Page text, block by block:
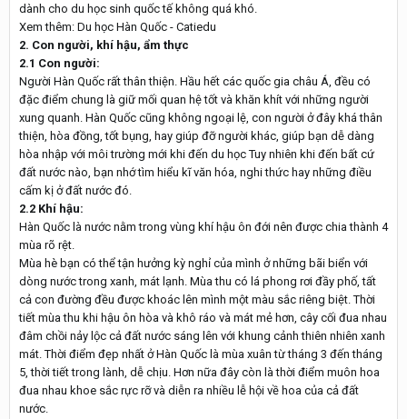
dành cho du học sinh quốc tế không quá khó.
Xem thêm: Du học Hàn Quốc - Catiedu
2. Con người, khí hậu, ẩm thực
2.1 Con người:
Người Hàn Quốc rất thân thiện. Hầu hết các quốc gia châu Á, đều có
đặc điểm chung là giữ mối quan hệ tốt và khăn khít với những người
xung quanh. Hàn Quốc cũng không ngoại lệ, con người ở đây khá thân
thiện, hòa đồng, tốt bụng, hay giúp đỡ người khác, giúp bạn dễ dàng
hòa nhập với môi trường mới khi đến du học Tuy nhiên khi đến bất cứ
đất nước nào, bạn nhớ tìm hiểu kĩ văn hóa, nghi thức hay những điều
cấm kị ở đất nước đó.
2.2 Khí hậu:
Hàn Quốc là nước nằm trong vùng khí hậu ôn đới nên được chia thành 4
mùa rõ rệt.
Mùa hè bạn có thể tận hưởng kỳ nghỉ của mình ở những bãi biển với
dòng nước trong xanh, mát lạnh. Mùa thu có lá phong rơi đầy phố, tất
cả con đường đều được khoác lên mình một màu sắc riêng biệt. Thời
tiết mùa thu khi hậu ôn hòa và khô ráo và mát mẻ hơn, cây cối đua nhau
đâm chồi nảy lộc cả đất nước sáng lên với khung cảnh thiên nhiên xanh
mát. Thời điểm đẹp nhất ở Hàn Quốc là mùa xuân từ tháng 3 đến tháng
5, thời tiết trong lành, dễ chịu. Hơn nữa đây còn là thời điểm muôn hoa
đua nhau khoe sắc rực rỡ và diễn ra nhiều lễ hội về hoa của cả đất
nước.